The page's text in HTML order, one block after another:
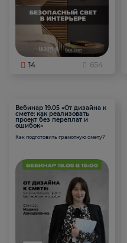
14 654
Вебинар 19.05 «От дизайна к
смете: как реализовать
проект без переплат и
ошибок»
Как подготовить грамотную смету?